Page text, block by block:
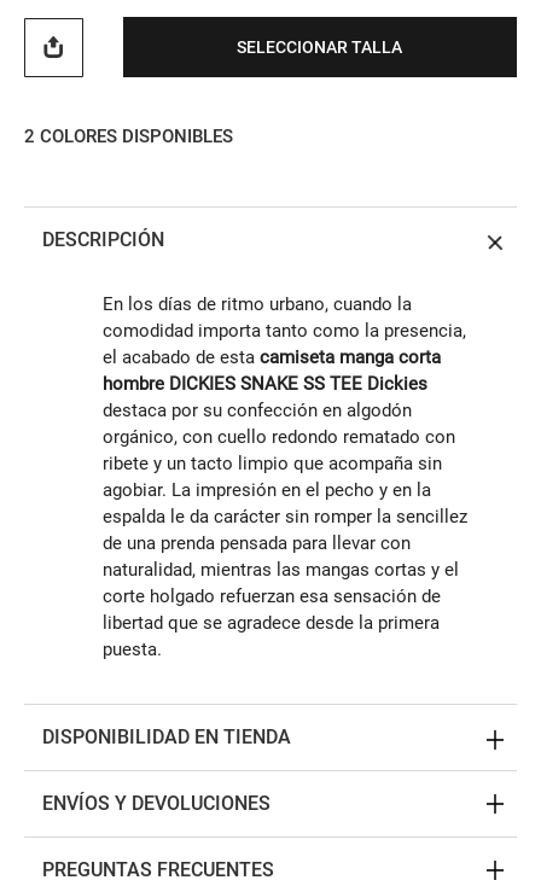
SELECCIONAR TALLA
2 COLORES DISPONIBLES
DESCRIPCIÓN
En los días de ritmo urbano, cuando la
comodidad importa tanto como la presencia,
el acabado de esta camiseta manga corta
hombre DICKIES SNAKE SS TEE Dickies
destaca por su confección en algodón
orgánico, con cuello redondo rematado con
ribete y un tacto limpio que acompaña sin
agobiar. La impresión en el pecho y en la
espalda le da carácter sin romper la sencillez
de una prenda pensada para llevar con
naturalidad, mientras las mangas cortas y el
corte holgado refuerzan esa sensación de
libertad que se agradece desde la primera
puesta.
DISPONIBILIDAD EN TIENDA
ENVÍOS Y DEVOLUCIONES
PREGUNTAS FRECUENTES